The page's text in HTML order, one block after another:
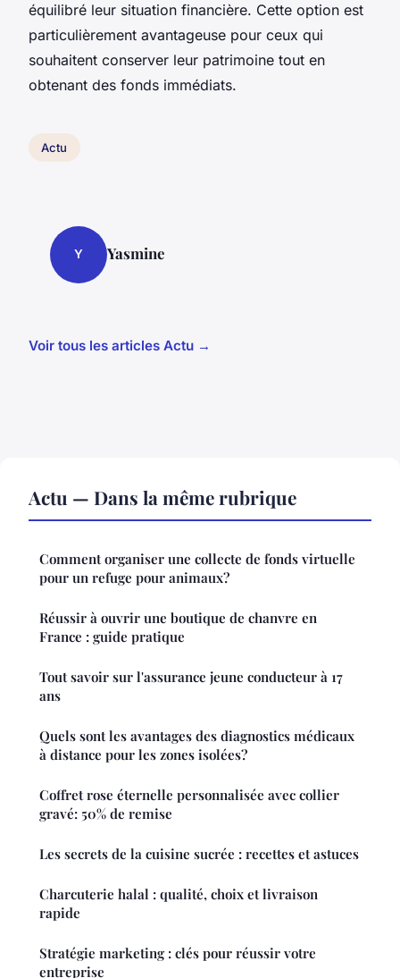
équilibré leur situation financière. Cette option est
particulièrement avantageuse pour ceux qui
souhaitent conserver leur patrimoine tout en
obtenant des fonds immédiats.
Actu
Y Yasmine
Voir tous les articles Actu →
Actu — Dans la même rubrique
Comment organiser une collecte de fonds virtuelle
pour un refuge pour animaux?
Réussir à ouvrir une boutique de chanvre en
France : guide pratique
Tout savoir sur l'assurance jeune conducteur à 17
ans
Quels sont les avantages des diagnostics médicaux
à distance pour les zones isolées?
Coffret rose éternelle personnalisée avec collier
gravé: 50% de remise
Les secrets de la cuisine sucrée : recettes et astuces
Charcuterie halal : qualité, choix et livraison
rapide
Stratégie marketing : clés pour réussir votre
entreprise